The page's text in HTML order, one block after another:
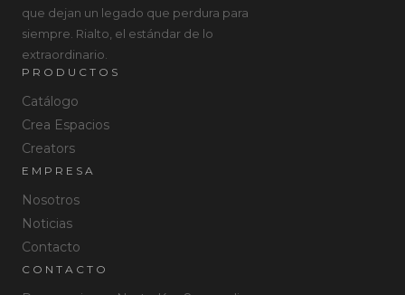
que dejan un legado que perdura para
siempre. Rialto, el estándar de lo
extraordinario.
PRODUCTOS
Catálogo
Crea Espacios
Creators
EMPRESA
Nosotros
Noticias
Contacto
CONTACTO